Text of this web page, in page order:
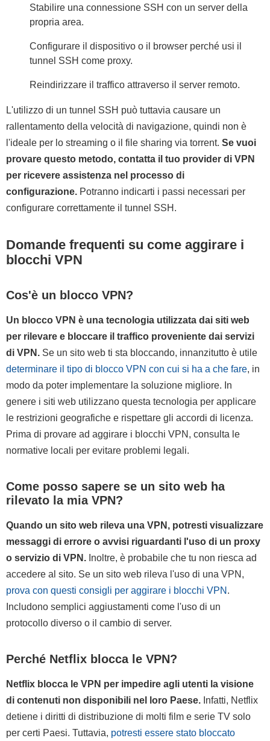
Stabilire una connessione SSH con un server della
propria area.
Configurare il dispositivo o il browser perché usi il
tunnel SSH come proxy.
Reindirizzare il traffico attraverso il server remoto.
L'utilizzo di un tunnel SSH può tuttavia causare un
rallentamento della velocità di navigazione, quindi non è
l'ideale per lo streaming o il file sharing via torrent. Se vuoi
provare questo metodo, contatta il tuo provider di VPN
per ricevere assistenza nel processo di
configurazione. Potranno indicarti i passi necessari per
configurare correttamente il tunnel SSH.
Domande frequenti su come aggirare i
blocchi VPN
Cos'è un blocco VPN?
Un blocco VPN è una tecnologia utilizzata dai siti web
per rilevare e bloccare il traffico proveniente dai servizi
di VPN. Se un sito web ti sta bloccando, innanzitutto è utile
determinare il tipo di blocco VPN con cui si ha a che fare, in
modo da poter implementare la soluzione migliore. In
genere i siti web utilizzano questa tecnologia per applicare
le restrizioni geografiche e rispettare gli accordi di licenza.
Prima di provare ad aggirare i blocchi VPN, consulta le
normative locali per evitare problemi legali.
Come posso sapere se un sito web ha
rilevato la mia VPN?
Quando un sito web rileva una VPN, potresti visualizzare
messaggi di errore o avvisi riguardanti l'uso di un proxy
o servizio di VPN. Inoltre, è probabile che tu non riesca ad
accedere al sito. Se un sito web rileva l'uso di una VPN,
prova con questi consigli per aggirare i blocchi VPN .
Includono semplici aggiustamenti come l'uso di un
protocollo diverso o il cambio di server.
Perché Netflix blocca le VPN?
Netflix blocca le VPN per impedire agli utenti la visione
di contenuti non disponibili nel loro Paese. Infatti, Netflix
detiene i diritti di distribuzione di molti film e serie TV solo
per certi Paesi. Tuttavia, potresti essere stato bloccato